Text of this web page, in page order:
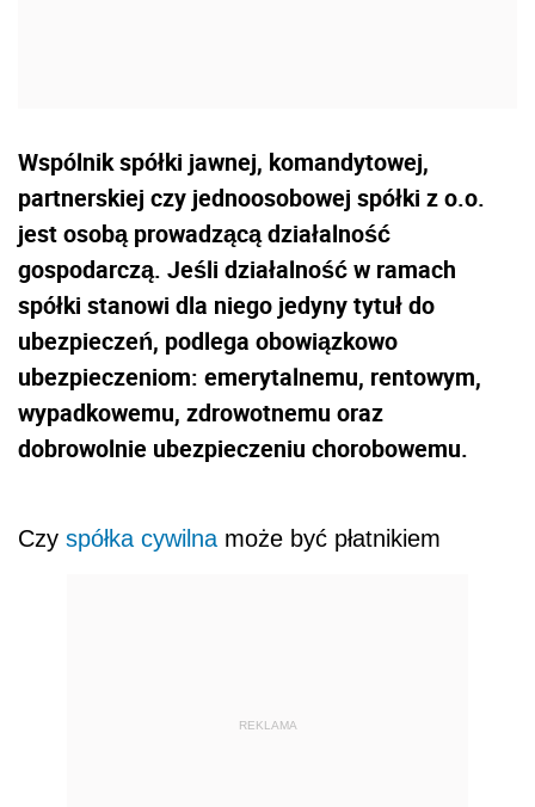
Wspólnik spółki jawnej, komandytowej,
partnerskiej czy jednoosobowej spółki z o.o.
jest osobą prowadzącą działalność
gospodarczą. Jeśli działalność w ramach
spółki stanowi dla niego jedyny tytuł do
ubezpieczeń, podlega obowiązkowo
ubezpieczeniom: emerytalnemu, rentowym,
wypadkowemu, zdrowotnemu oraz
dobrowolnie ubezpieczeniu chorobowemu.
Czy spółka cywilna może być płatnikiem
REKLAMA